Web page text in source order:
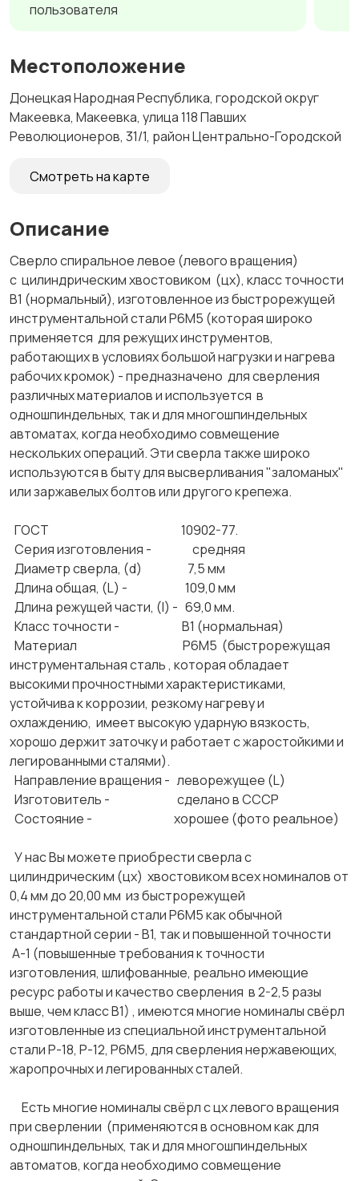
пользователя
Местоположение
Донецкая Народная Республика, городской округ
Макеевка, Макеевка, улица 118 Павших
Революционеров, 31/1, район Центрально-Городской
Смотреть на карте
Описание
Сверло спиральное левое (левого вращения)
с цилиндрическим хвостовиком (цх), класс точности
В1 (нормальный), изготовленное из быстрорежущей
инструментальной стали Р6М5 (которая широко
применяется для режущих инструментов,
работающих в условиях большой нагрузки и нагрева
рабочих кромок) - предназначено для сверления
различных материалов и используется в
одношпиндельных, так и для многошпиндельных
автоматах, когда необходимо совмещение
нескольких операций. Эти сверла также широко
используются в быту для высверливания "заломаных"
или заржавелых болтов или другого крепежа.
ГОСТ 10902-77.
Серия изготовления - средняя
Диаметр сверла, (d) 7,5 мм
Длина общая, (L) - 109,0 мм
Длина режущей части, (l) - 69,0 мм.
Класс точности - В1 (нормальная)
Материал Р6М5 (быстрорежущая
инструментальная сталь , которая обладает
высокими прочностными характеристиками,
устойчива к коррозии, резкому нагреву и
охлаждению, имеет высокую ударную вязкость,
хорошо держит заточку и работает с жаростойкими и
легированными сталями).
Направление вращения - леворежущее (L)
Изготовитель - сделано в СССР
Состояние - хорошее (фото реальное)
У нас Вы можете приобрести сверла с
цилиндрическим (цх) хвостовиком всех номиналов от
0,4 мм до 20,00 мм из быстрорежущей
инструментальной стали Р6М5 как обычной
стандартной серии - В1, так и повышенной точности
А-1 (повышенные требования к точности
изготовления, шлифованные, реально имеющие
ресурс работы и качество сверления в 2-2,5 разы
выше, чем класс В1) , имеются многие номиналы свёрл
изготовленные из специальной инструментальной
стали Р-18, Р-12, Р6М5, для сверления нержавеющих,
жаропрочных и легированных сталей.
Есть многие номиналы свёрл с цх левого вращения
при сверлении (применяются в основном как для
одношпиндельных, так и для многошпиндельных
автоматов, когда необходимо совмещение